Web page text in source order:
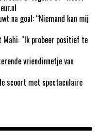
na goal: “Niemand kan mij
“Ik probeer positief te
vriendinnetje van
scoort met spectaculaire